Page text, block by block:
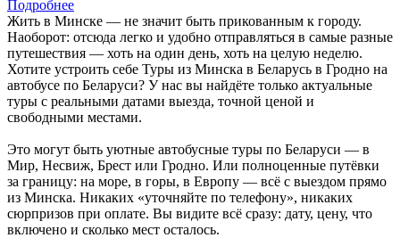
Подробнее
Жить в Минске — не значит быть прикованным к городу.
Наоборот: отсюда легко и удобно отправляться в самые разные
путешествия — хоть на один день, хоть на целую неделю.
Хотите устроить себе Туры из Минска в Беларусь в Гродно на
автобусе по Беларуси? У нас вы найдёте только актуальные
туры с реальными датами выезда, точной ценой и
свободными местами.
Это могут быть уютные автобусные туры по Беларуси — в
Мир, Несвиж, Брест или Гродно. Или полноценные путёвки
за границу: на море, в горы, в Европу — всё с выездом прямо
из Минска. Никаких «уточняйте по телефону», никаких
сюрпризов при оплате. Вы видите всё сразу: дату, цену, что
включено и сколько мест осталось.